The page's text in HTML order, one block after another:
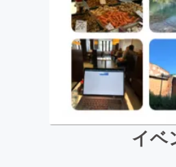
イベ